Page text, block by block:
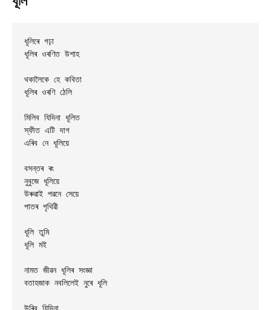
ধূলিৰে গঢ়া
ধূলিৰ ওৰণিত উশাহ
থকালৈকে হে কবিতা
ধূলিৰ ওৰণি ঠেলি
মিলিব যিদিনা ধূলিত
স্ফীত এটি দাগ
এৰিব নে ধূলিয়ে
বসন্তৰ ৰং
নুবুজে ধূলিয়ে
উৰুৱাই পৱনে সেয়ে
পাতৰ পৃথিৱী
ধূলি তুমি
ধূলি মই
নামত জীৱন ধূলিৰ সংজ্ঞা
বতাহজাক নবলিলেই নুৰে ধূলি